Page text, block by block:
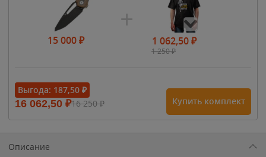
15 000₽ 1 062,50₽
1 250₽
1 615₽
1 900₽1 900₽
Выгода: 187,50 ₽
16 062,50 ₽16 250₽ Купить комплект
Описание